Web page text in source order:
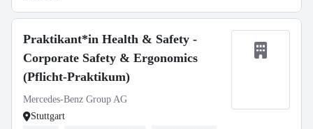
Praktikant*in Health & Safety -
Corporate Safety & Ergonomics
(Pflicht-Praktikum)
Mercedes-Benz Group AG
Stuttgart